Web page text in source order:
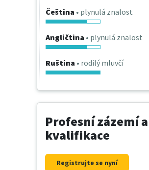
Čeština • plynulá znalost
Angličtina • plynulá znalost
Ruština • rodilý mluvčí
Profesní zázemí a
kvalifikace
Registrujte se nyní